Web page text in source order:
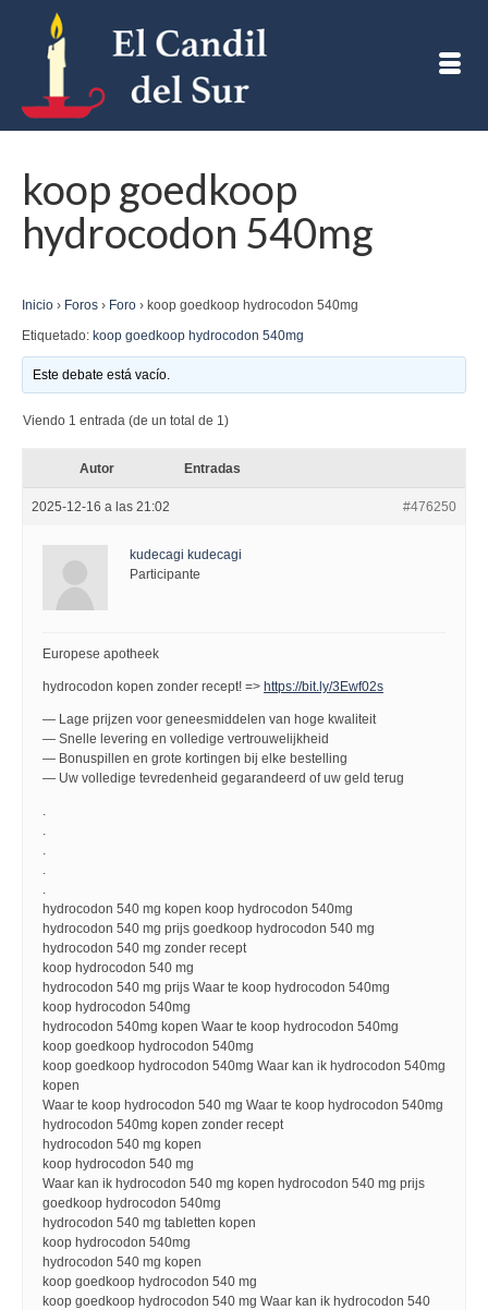
koop goedkoop
hydrocodon 540mg
Inicio › Foros › Foro › koop goedkoop hydrocodon 540mg
Etiquetado: koop goedkoop hydrocodon 540mg
Este debate está vacío.
Viendo 1 entrada (de un total de 1)
Autor Entradas
2025-12-16 a las 21:02 #476250
kudecagi kudecagi
Participante
Europese apotheek
hydrocodon kopen zonder recept! => https://bit.ly/3Ewf02s
— Lage prijzen voor geneesmiddelen van hoge kwaliteit
— Snelle levering en volledige vertrouwelijkheid
— Bonuspillen en grote kortingen bij elke bestelling
— Uw volledige tevredenheid gegarandeerd of uw geld terug
.
.
.
.
.
hydrocodon 540 mg kopen koop hydrocodon 540mg
hydrocodon 540 mg prijs goedkoop hydrocodon 540 mg
hydrocodon 540 mg zonder recept
koop hydrocodon 540 mg
hydrocodon 540 mg prijs Waar te koop hydrocodon 540mg
koop hydrocodon 540mg
hydrocodon 540mg kopen Waar te koop hydrocodon 540mg
koop goedkoop hydrocodon 540mg
koop goedkoop hydrocodon 540mg Waar kan ik hydrocodon 540mg
kopen
Waar te koop hydrocodon 540 mg Waar te koop hydrocodon 540mg
hydrocodon 540mg kopen zonder recept
hydrocodon 540 mg kopen
koop hydrocodon 540 mg
Waar kan ik hydrocodon 540 mg kopen hydrocodon 540 mg prijs
goedkoop hydrocodon 540mg
hydrocodon 540 mg tabletten kopen
koop hydrocodon 540mg
hydrocodon 540 mg kopen
koop goedkoop hydrocodon 540 mg
koop goedkoop hydrocodon 540 mg Waar kan ik hydrocodon 540